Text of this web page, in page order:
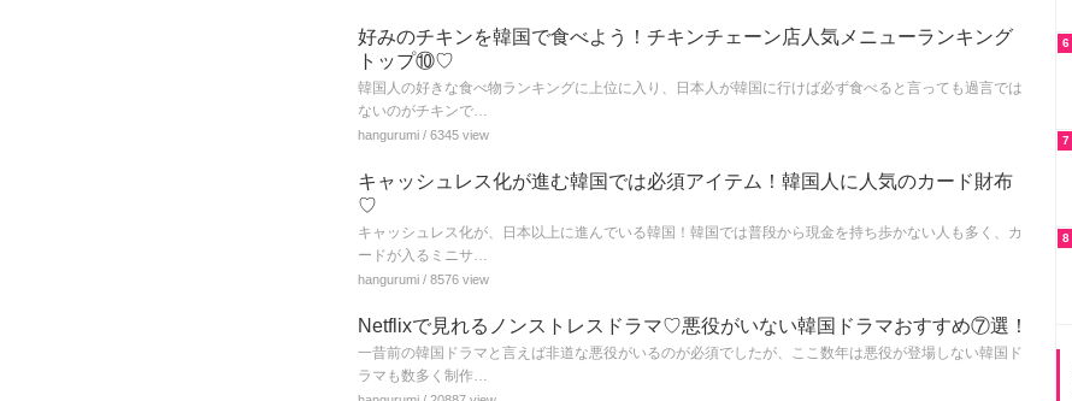
好みのチキンを韓国で食べよう！チキンチェーン店人気メニューランキング
トップ⑩♡
韓国人の好きな食べ物ランキングに上位に入り、日本人が韓国に行けば必ず食べると言っても過言では
ないのがチキンで…
hangurumi / 6345 view
キャッシュレス化が進む韓国では必須アイテム！韓国人に人気のカード財布
♡
キャッシュレス化が、日本以上に進んでいる韓国！韓国では普段から現金を持ち歩かない人も多く、カ
ードが入るミニサ…
hangurumi / 8576 view
Netflixで見れるノンストレスドラマ♡悪役がいない韓国ドラマおすすめ⑦選！
一昔前の韓国ドラマと言えば非道な悪役がいるのが必須でしたが、ここ数年は悪役が登場しない韓国ド
ラマも数多く制作…
6
7
8